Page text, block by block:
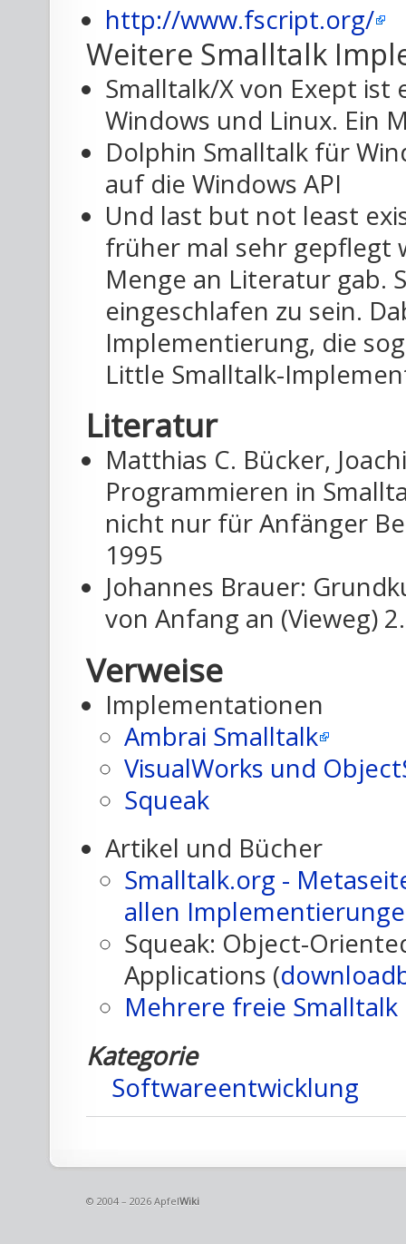
http://www.fscript.org/
Weitere Smalltalk
Smalltalk/X von Exept
Windows und Linux. Ein
Dolphin Smalltalk für
auf die Windows API
Und last but not least
früher mal sehr gepflegt
Menge an Literatur gab.
eingeschlafen zu sein.
Implementierung, die
Little Smalltalk-
Literatur
Matthias C. Bücker,
Programmieren in
nicht nur für Anfänger
1995
Johannes Brauer:
von Anfang an (Vieweg)
Verweise
Implementationen
Ambrai Smalltalk
VisualWorks und
Squeak
Artikel und Bücher
Smalltalk.org -
allen
Squeak: Object-
Applications (
Mehrere freie
Kategorie
Softwareentwicklung
© 2004 – 2026 ApfelWiki